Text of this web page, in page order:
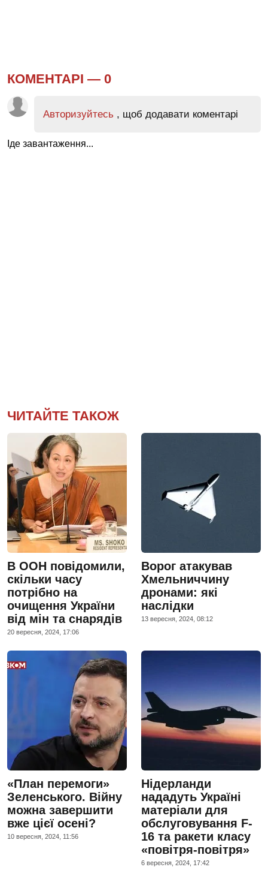
КОМЕНТАРІ — 0
Авторизуйтесь , щоб додавати коментарі
Іде завантаження...
ЧИТАЙТЕ ТАКОЖ
В ООН повідомили,
скільки часу
потрібно на
очищення України
від мін та снарядів
20 вересня, 2024, 17:06
Ворог атакував
Хмельниччину
дронами: які
наслідки
13 вересня, 2024, 08:12
«План перемоги»
Зеленського. Війну
можна завершити
вже цієї осені?
10 вересня, 2024, 11:56
Нідерланди
нададуть Україні
матеріали для
обслуговування F-
16 та ракети класу
«повітря-повітря»
6 вересня, 2024, 17:42